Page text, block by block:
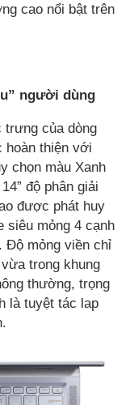
cao nổi bật trên
người dùng
trưng của dòng
hoàn thiện với
chọn màu Xanh
độ phân giải
được phát huy
siêu mỏng 4 cạnh
Độ mỏng viền chỉ
trong khung
thường, trọng
là tuyệt tác lap